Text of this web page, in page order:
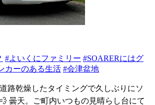
#よいくにファミリー #SOARERにはグ
カーのある生活 #会津盆地
路乾燥したタイミングで久しぶりにソ
曇天。ご町内いつもの見晴らし台にて